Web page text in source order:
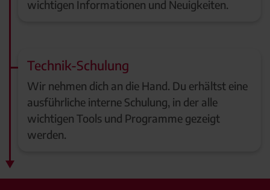
wichtigen Informationen und Neuigkeiten.
Technik-Schulung
Wir nehmen dich an die Hand. Du erhältst eine
ausführliche interne Schulung, in der alle
wichtigen Tools und Programme gezeigt
werden.